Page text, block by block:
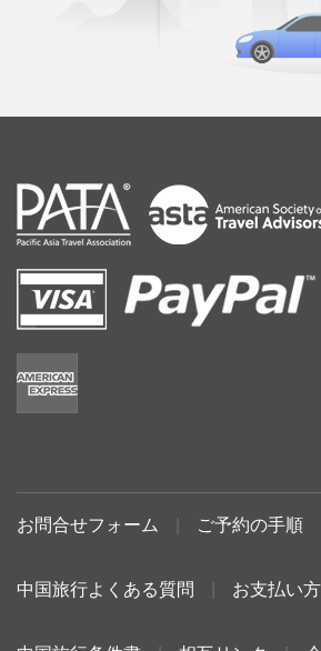
お問合せフォーム ご予約の手順
中国旅行よくある質問 お支払い